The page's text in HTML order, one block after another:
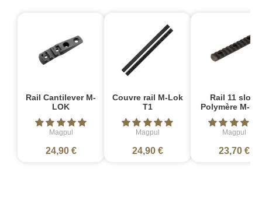
Rail Cantilever M-
LOK
Magpul
24,90 €
Couvre rail M-Lok
T1
Magpul
24,90 €
Rail 11 slots
Polymère M-
Magpul
23,70 €